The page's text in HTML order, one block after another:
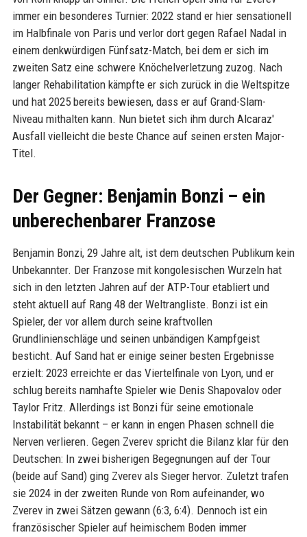
immer ein besonderes Turnier: 2022 stand er hier sensationell
im Halbfinale von Paris und verlor dort gegen Rafael Nadal in
einem denkwürdigen Fünfsatz-Match, bei dem er sich im
zweiten Satz eine schwere Knöchelverletzung zuzog. Nach
langer Rehabilitation kämpfte er sich zurück in die Weltspitze
und hat 2025 bereits bewiesen, dass er auf Grand-Slam-
Niveau mithalten kann. Nun bietet sich ihm durch Alcaraz'
Ausfall vielleicht die beste Chance auf seinen ersten Major-
Titel.
Der Gegner: Benjamin Bonzi – ein
unberechenbarer Franzose
Benjamin Bonzi, 29 Jahre alt, ist dem deutschen Publikum kein
Unbekannter. Der Franzose mit kongolesischen Wurzeln hat
sich in den letzten Jahren auf der ATP-Tour etabliert und
steht aktuell auf Rang 48 der Weltrangliste. Bonzi ist ein
Spieler, der vor allem durch seine kraftvollen
Grundlinienschläge und seinen unbändigen Kampfgeist
besticht. Auf Sand hat er einige seiner besten Ergebnisse
erzielt: 2023 erreichte er das Viertelfinale von Lyon, und er
schlug bereits namhafte Spieler wie Denis Shapovalov oder
Taylor Fritz. Allerdings ist Bonzi für seine emotionale
Instabilität bekannt – er kann in engen Phasen schnell die
Nerven verlieren. Gegen Zverev spricht die Bilanz klar für den
Deutschen: In zwei bisherigen Begegnungen auf der Tour
(beide auf Sand) ging Zverev als Sieger hervor. Zuletzt trafen
sie 2024 in der zweiten Runde von Rom aufeinander, wo
Zverev in zwei Sätzen gewann (6:3, 6:4). Dennoch ist ein
französischer Spieler auf heimischem Boden immer